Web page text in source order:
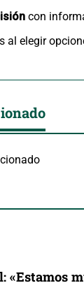
con
al elegir
«Estamos